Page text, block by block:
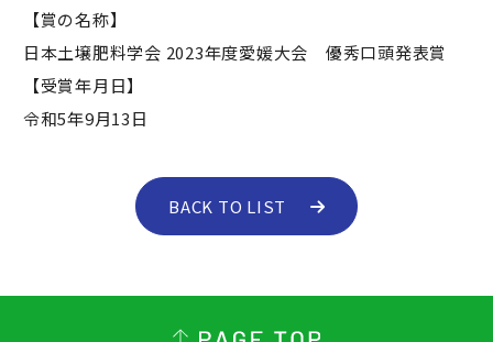
【賞の名称】
日本土壌肥料学会 2023年度愛媛大会 優秀口頭発表賞
【受賞年月日】
令和5年9月13日
BACK TO LIST